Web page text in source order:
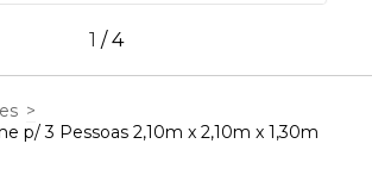
1 /4
>
p/ 3 Pessoas 2,10m x 2,10m x 1,30m